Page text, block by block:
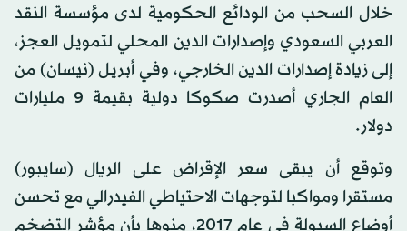
خلال السحب من الودائع الحكومية لدى مؤسسة النقد
العربي السعودي وإصدارات الدين المحلي لتمويل العجز،
إلى زيادة إصدارات الدين الخارجي، وفي أبريل (نيسان) من
العام الجاري أصدرت صكوكا دولية بقيمة 9 مليارات
دولار.
وتوقع أن يبقى سعر الإقراض على الريال (سايبور)
مستقرا ومواكبا لتوجهات الاحتياطي الفيدرالي مع تحسن
أوضاع السيولة في عام 2017، منوها بأن مؤشر التضخم